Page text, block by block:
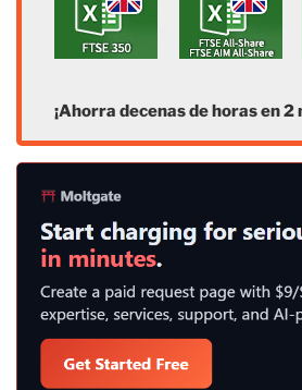
¡Ahorra decenas de horas en 2